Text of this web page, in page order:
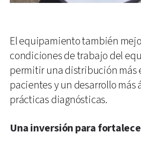
El equipamiento también
condiciones de trabajo del
permitir una distribución más
pacientes y un desarrollo más
prácticas diagnósticas.
Una inversión para